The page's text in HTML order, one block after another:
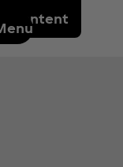
content